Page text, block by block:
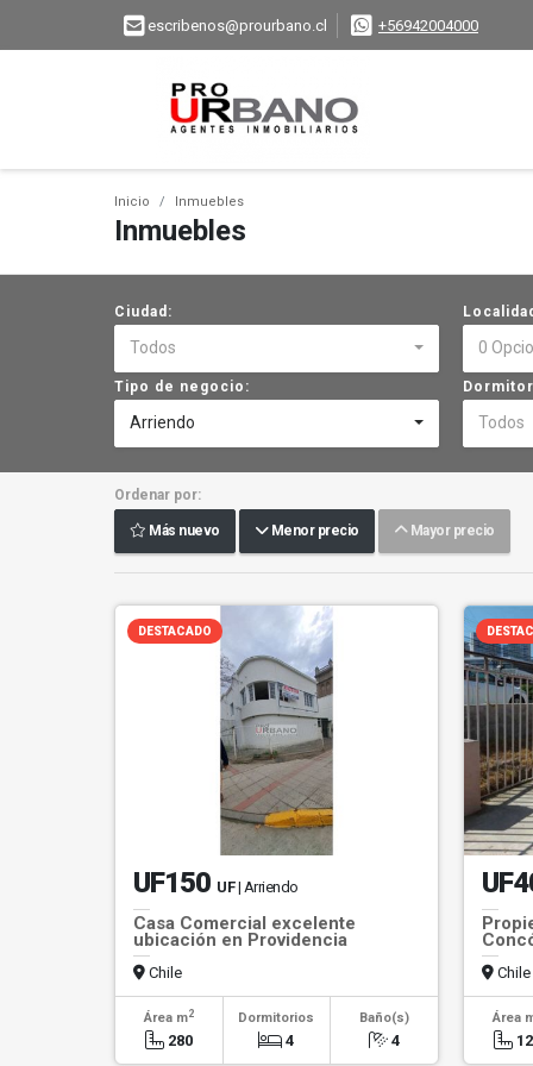
escribenos@prourbano.cl +56942004000
Inicio Inmuebles
Inmuebles
Ciudad:
Todos 0
Tipo de negocio:
Arriendo Todos
Ordenar por:
Más nuevo Menor precio Mayor precio
DESTACADO
UF150 UF | Arriendo
Casa Comercial excelente
ubicación en Providencia
Chile
Área m2
280
Dormitorios
4
Baño(s)
4
Chile
Área